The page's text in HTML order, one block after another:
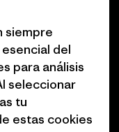
profesionales
de afiliados
siempre
del
para análisis
seleccionar
tu
estas cookies